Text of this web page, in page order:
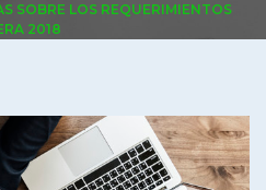
SOBRE LOS REQUERIMIENTOS
2018